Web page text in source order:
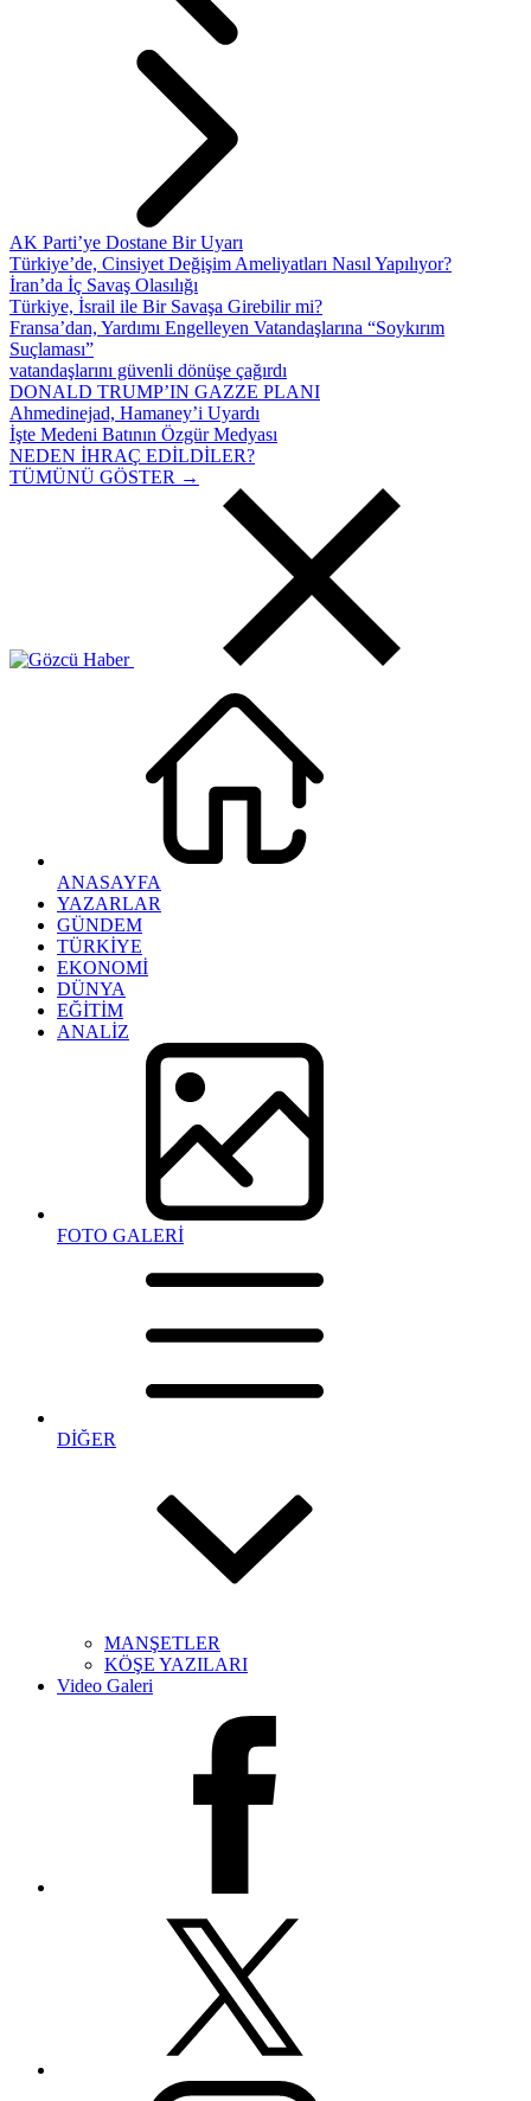
AK Parti’ye Dostane Bir Uyarı
Türkiye’de, Cinsiyet Değişim Ameliyatları Nasıl Yapılıyor?
İran’da İç Savaş Olasılığı
Türkiye, İsrail ile Bir Savaşa Girebilir mi?
Fransa’dan, Yardımı Engelleyen Vatandaşlarına “Soykırım
Suçlaması”
vatandaşlarını güvenli dönüşe çağırdı
DONALD TRUMP’IN GAZZE PLANI
Ahmedinejad, Hamaney’i Uyardı
İşte Medeni Batının Özgür Medyası
NEDEN İHRAÇ EDİLDİLER?
TÜMÜNÜ GÖSTER →
ANASAYFA
YAZARLAR
GÜNDEM
TÜRKİYE
EKONOMİ
DÜNYA
EĞİTİM
ANALİZ
FOTO GALERİ
DİĞER
MANŞETLER
KÖŞE YAZILARI
Video Galeri